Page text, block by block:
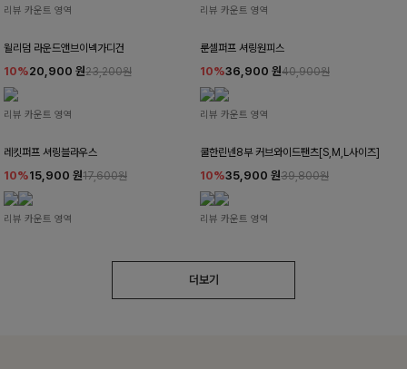
리뷰 카운트 영역 리뷰 카운트 영역
윌리덤 라운드앤브이넥가디건
10%20,900 원23,200원
리뷰 카운트 영역
룬셀퍼프 셔링원피스
10%36,900 원40,900원
리뷰 카운트 영역
레킷퍼프 셔링블라우스
10%15,900 원17,600원
리뷰 카운트 영역
쿨한린넨8부 커브와이드팬츠[S,M,L사이즈]
10%35,900 원39,800원
리뷰 카운트 영역
더보기